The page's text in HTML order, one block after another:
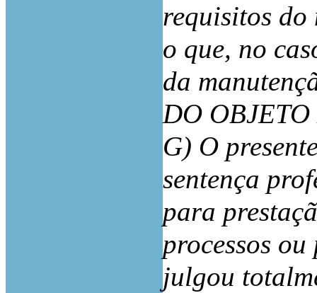
requisitos
o que, no
da
DO
G) O
sentença
para
processos ou
julgou